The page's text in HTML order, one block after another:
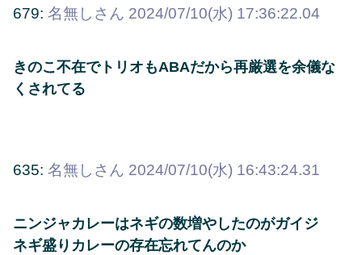
679: 名無しさん 2024/07/10(水) 17:36:22.04
きのこ不在でトリオもABAだから再厳選を余儀な
くされてる
635: 名無しさん 2024/07/10(水) 16:43:24.31
ニンジャカレーはネギの数増やしたのがガイジ
ネギ盛りカレーの存在忘れてんのか